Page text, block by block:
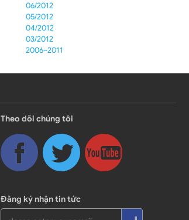
06/2012
05/2012
04/2012
03/2012
2006~2011
Theo dõi chúng tôi
Đăng ký nhận tin tức